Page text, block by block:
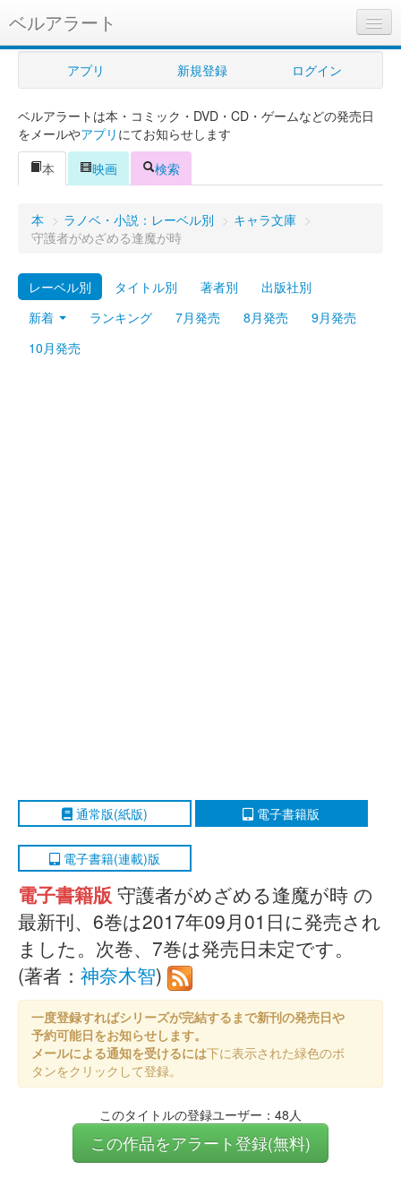
ベルアラート
ベルアラートとは
ヘルプ
新規登録
ログイン
購入管理
Myシェルフ
プレミアム
アプリ 新規登録 ログイン
ベルアラートは本・コミック・DVD・CD・ゲームなどの発売日
をメールやアプリ にてお知らせします
本
映画 検索
本 > ラノベ・小説：レーベル別 > キャラ文庫 >
守護者がめざめる逢魔が時
レーベル別 タイトル別 著者別
出版社別
新着
ランキング 7月発売 8月発売
9月発売
10月発売
通常版(紙版) 電子書籍版
電子書籍(連載)版
電子書籍版 守護者がめざめる逢魔が時 の
最新刊、6巻は2017年09月01日に発売され
ました。次巻、7巻は発売日未定です。
(著者： 神奈木智)
一度登録すればシリーズが完結するまで新刊の発売日や
予約可能日をお知らせします。
メールによる通知を受けるには下に表示された緑色のボ
タンをクリックして登録。
このタイトルの登録ユーザー：48人
この作品をアラート登録(無料)